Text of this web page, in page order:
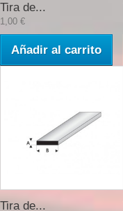
Tira de...
1,00 €
Añadir al carrito
Tira de...